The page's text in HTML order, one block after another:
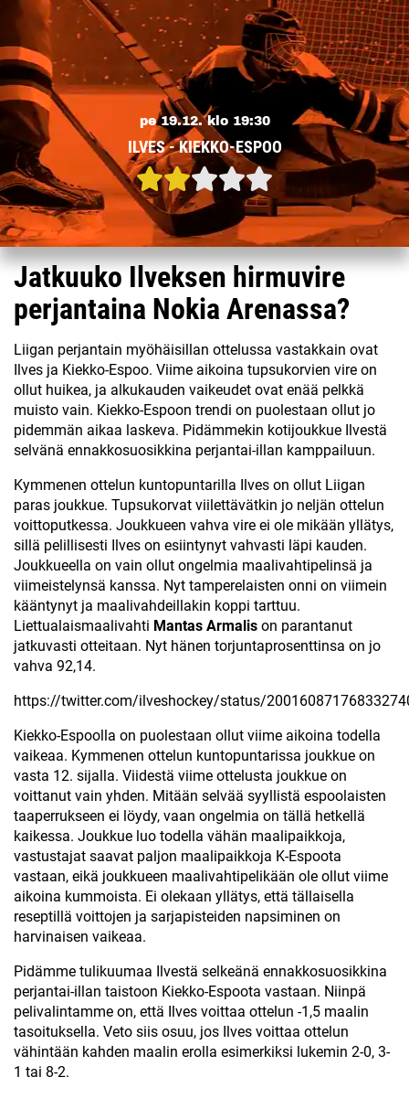
pe 19.12. klo 19:30
ILVES - KIEKKO-ESPOO
Jatkuuko Ilveksen hirmuvire
perjantaina Nokia Arenassa?
Liigan perjantain myöhäisillan ottelussa vastakkain ovat
Ilves ja Kiekko-Espoo. Viime aikoina tupsukorvien vire on
ollut huikea, ja alkukauden vaikeudet ovat enää pelkkä
muisto vain. Kiekko-Espoon trendi on puolestaan ollut jo
pidemmän aikaa laskeva. Pidämmekin kotijoukkue Ilvestä
selvänä ennakkosuosikkina perjantai-illan kamppailuun.
Kymmenen ottelun kuntopuntarilla Ilves on ollut Liigan
paras joukkue. Tupsukorvat viilettävätkin jo neljän ottelun
voittoputkessa. Joukkueen vahva vire ei ole mikään yllätys,
sillä pelillisesti Ilves on esiintynyt vahvasti läpi kauden.
Joukkueella on vain ollut ongelmia maalivahtipelinsä ja
viimeistelynsä kanssa. Nyt tamperelaisten onni on viimein
kääntynyt ja maalivahdeillakin koppi tarttuu.
Liettualaismaalivahti Mantas Armalis on parantanut
jatkuvasti otteitaan. Nyt hänen torjuntaprosenttinsa on jo
vahva 92,14.
https://twitter.com/ilveshockey/status/
Kiekko-Espoolla on puolestaan ollut viime aikoina todella
vaikeaa. Kymmenen ottelun kuntopuntarissa joukkue on
vasta 12. sijalla. Viidestä viime ottelusta joukkue on
voittanut vain yhden. Mitään selvää syyllistä espoolaisten
taaperrukseen ei löydy, vaan ongelmia on tällä hetkellä
kaikessa. Joukkue luo todella vähän maalipaikkoja,
vastustajat saavat paljon maalipaikkoja K-Espoota
vastaan, eikä joukkueen maalivahtipelikään ole ollut viime
aikoina kummoista. Ei olekaan yllätys, että tällaisella
reseptillä voittojen ja sarjapisteiden napsiminen on
harvinaisen vaikeaa.
Pidämme tulikuumaa Ilvestä selkeänä ennakkosuosikkina
perjantai-illan taistoon Kiekko-Espoota vastaan. Niinpä
pelivalintamme on, että Ilves voittaa ottelun -1,5 maalin
tasoituksella. Veto siis osuu, jos Ilves voittaa ottelun
vähintään kahden maalin erolla esimerkiksi lukemin 2-0, 3-
1 tai 8-2.